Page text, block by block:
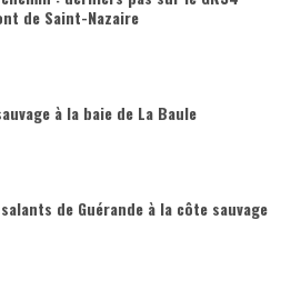
de Saint-Nazaire
à la baie de La Baule
de Guérande à la côte sauvage